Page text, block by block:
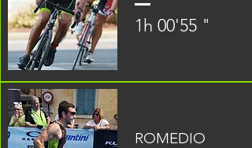
1h 00'55 "
ROMEDIO